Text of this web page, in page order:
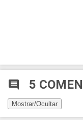
comment 5
Mostrar/Ocultar